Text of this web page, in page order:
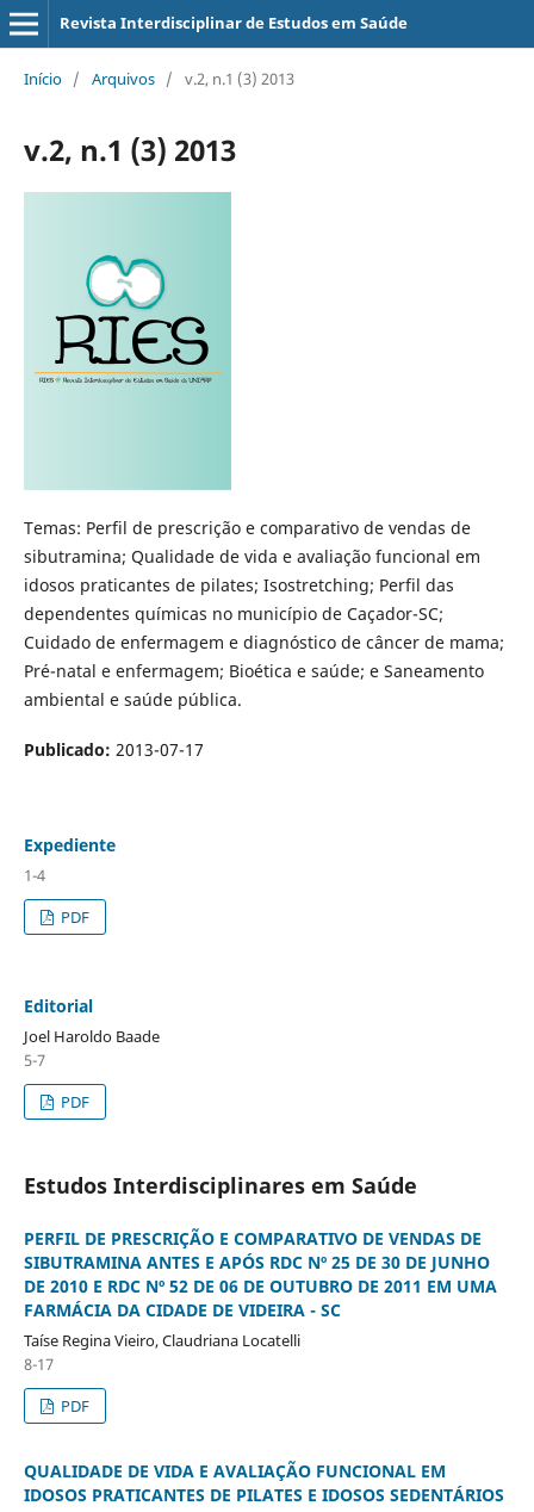
Revista Interdisciplinar de Estudos em Saúde
Início / Arquivos / v.2, n.1 (3) 2013
v.2, n.1 (3) 2013
Temas: Perfil de prescrição e comparativo de vendas de
sibutramina; Qualidade de vida e avaliação funcional em
idosos praticantes de pilates; Isostretching; Perfil das
dependentes químicas no município de Caçador-SC;
Cuidado de enfermagem e diagnóstico de câncer de mama;
Pré-natal e enfermagem; Bioética e saúde; e Saneamento
ambiental e saúde pública.
Publicado: 2013-07-17
Expediente
1-4
PDF
Editorial
Joel Haroldo Baade
5-7
PDF
Estudos Interdisciplinares em Saúde
PERFIL DE PRESCRIÇÃO E COMPARATIVO DE VENDAS DE
SIBUTRAMINA ANTES E APÓS RDC Nº 25 DE 30 DE JUNHO
DE 2010 E RDC Nº 52 DE 06 DE OUTUBRO DE 2011 EM UMA
FARMÁCIA DA CIDADE DE VIDEIRA - SC
Taíse Regina Vieiro, Claudriana Locatelli
8-17
PDF
QUALIDADE DE VIDA E AVALIAÇÃO FUNCIONAL EM
IDOSOS PRATICANTES DE PILATES E IDOSOS SEDENTÁRIOS